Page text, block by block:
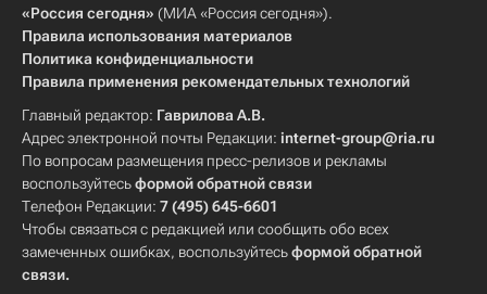
«Россия сегодня» (МИА «Россия сегодня»).
Правила использования материалов
Политика конфиденциальности
Правила применения рекомендательных технологий
Главный редактор: Гаврилова А.В.
Адрес электронной почты Редакции: internet-group@ria.ru
По вопросам размещения пресс-релизов и рекламы
воспользуйтесьформой обратной связи
Телефон Редакции: 7 (495) 645-6601
Чтобы связаться с редакцией или сообщить обо всех
замеченных ошибках, воспользуйтесьформой обратной
связи.